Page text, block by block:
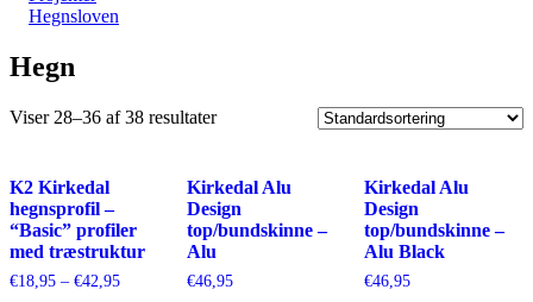
Hegnsloven
Hegn
Viser 28–36 af 38 resultater
K2 Kirkedal
hegnsprofil –
“Basic” profiler
med træstruktur
€18,95 – €42,95Prisinterval:
Kirkedal Alu
Design
top/bundskinne –
Alu
€46,95
Kirkedal Alu
Design
top/bundskinne –
Alu Black
€46,95